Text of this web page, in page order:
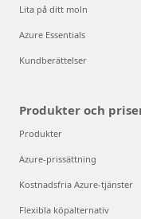
Lita på ditt moln
Azure Essentials
Kundberättelser
Produkter och
Produkter
Azure-prissättning
Kostnadsfria Azure-tjänster
Flexibla köpalternativ